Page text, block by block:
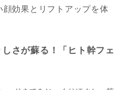
効果とリフトアップを体
さが蘇る！「ヒト幹フェ